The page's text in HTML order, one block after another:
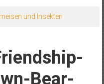
und Insekten
Bear-